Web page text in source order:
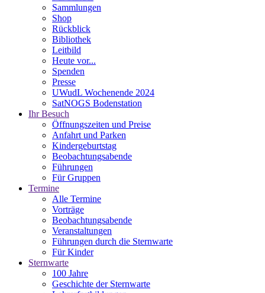
Sammlungen
Shop
Rückblick
Bibliothek
Leitbild
Heute vor...
Spenden
Presse
UWudL Wochenende 2024
SatNOGS Bodenstation
Ihr Besuch
Öffnungszeiten und Preise
Anfahrt und Parken
Kindergeburtstag
Beobachtungsabende
Führungen
Für Gruppen
Termine
Alle Termine
Vorträge
Beobachtungsabende
Veranstaltungen
Führungen durch die Sternwarte
Für Kinder
Sternwarte
100 Jahre
Geschichte der Sternwarte